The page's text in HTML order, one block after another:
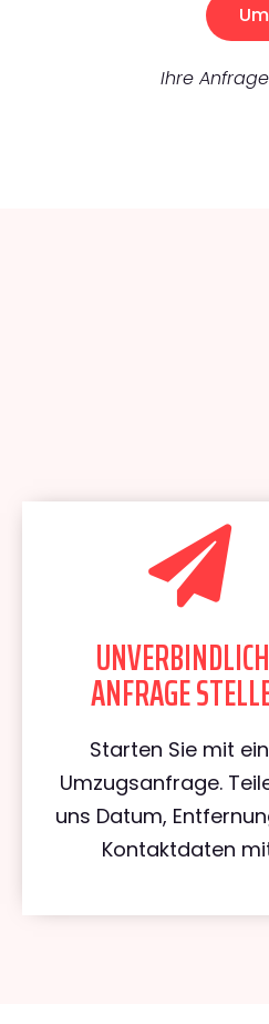
Ihre
ANFRAGE
Starten Sie mit
Umzugsanfrage.
uns Datum,
Kontaktdaten